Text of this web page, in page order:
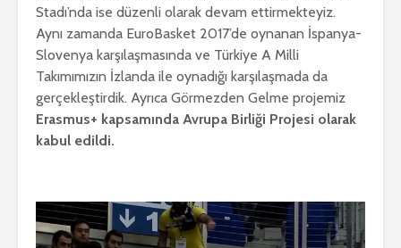
Stadı’nda ise düzenli olarak devam ettirmekteyiz.
Aynı zamanda EuroBasket 2017’de oynanan İspanya-
Slovenya karşılaşmasında ve Türkiye A Milli
Takımımızın İzlanda ile oynadığı karşılaşmada da
gerçekleştirdik. Ayrıca Görmezden Gelme projemiz
Erasmus+ kapsamında Avrupa Birliği Projesi olarak
kabul edildi.
Video
oynatıcı